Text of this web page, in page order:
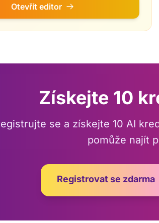
Otevřít editor
Získejte 10
se a získejte 10 AI
pomůže najít
Registrovat se zdarma